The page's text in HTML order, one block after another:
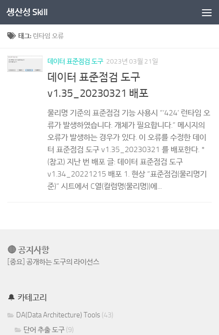
콘텐츠로 건너뛰기
생산성 Skill
태그: 런타임 오류
데이터 표준점검 도구 2023년 03월 21일
데이터 표준점검 도구
v1.35_20230321 배포
물리명 기준의 표준점검 기능 사용시 “‘424’ 런타임 오
류가 발생하였습니다. 개체가 필요합니다.” 메시지의
오류가 발생하는 경우가 있다. 이 오류를 수정한 데이
터 표준점검 도구 v1.35_20230321 를 배포한다. *
(참고) 지난 번 배포 글: 데이터 표준점검 도구
v1.34_20221215 배포 1. 현상 “표준점검(물리명기
준)” 시트에서 C열(컬럼명(물리명))에...
🔴 공지사항
[중요] 공개하는 도구의 라이선스
🔔 카테고리
DA(Data Architecture) Tools (43)
단어 추출 도구 (9)